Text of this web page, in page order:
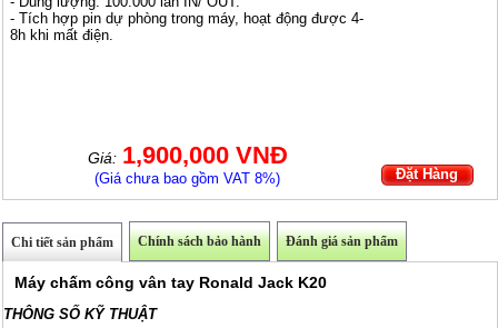
- Tích hợp pin dự phòng trong máy, hoạt động được 4-
8h khi mất điện.
Giá: 1,900,000 VNĐ
(Giá chưa bao gồm VAT 8%) Đặt Hàng
Chi tiết sản phẩm Chính sách bảo hành Đánh giá sản phẩm
Máy chấm công vân tay Ronald Jack K20
THÔNG SỐ KỸ THUẬT